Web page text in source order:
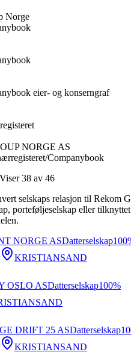
Norge
eier- og konserngraf
NORGE AS
Companybook
Viser38 av 46
selskaps relasjon til Rekom
porteføljeselskap eller
NORGE ASDatterselskap100
KRISTIANSAND
OSLO ASDatterselskap100%
DRIFT 25 ASDatterselskap
KRISTIANSAND